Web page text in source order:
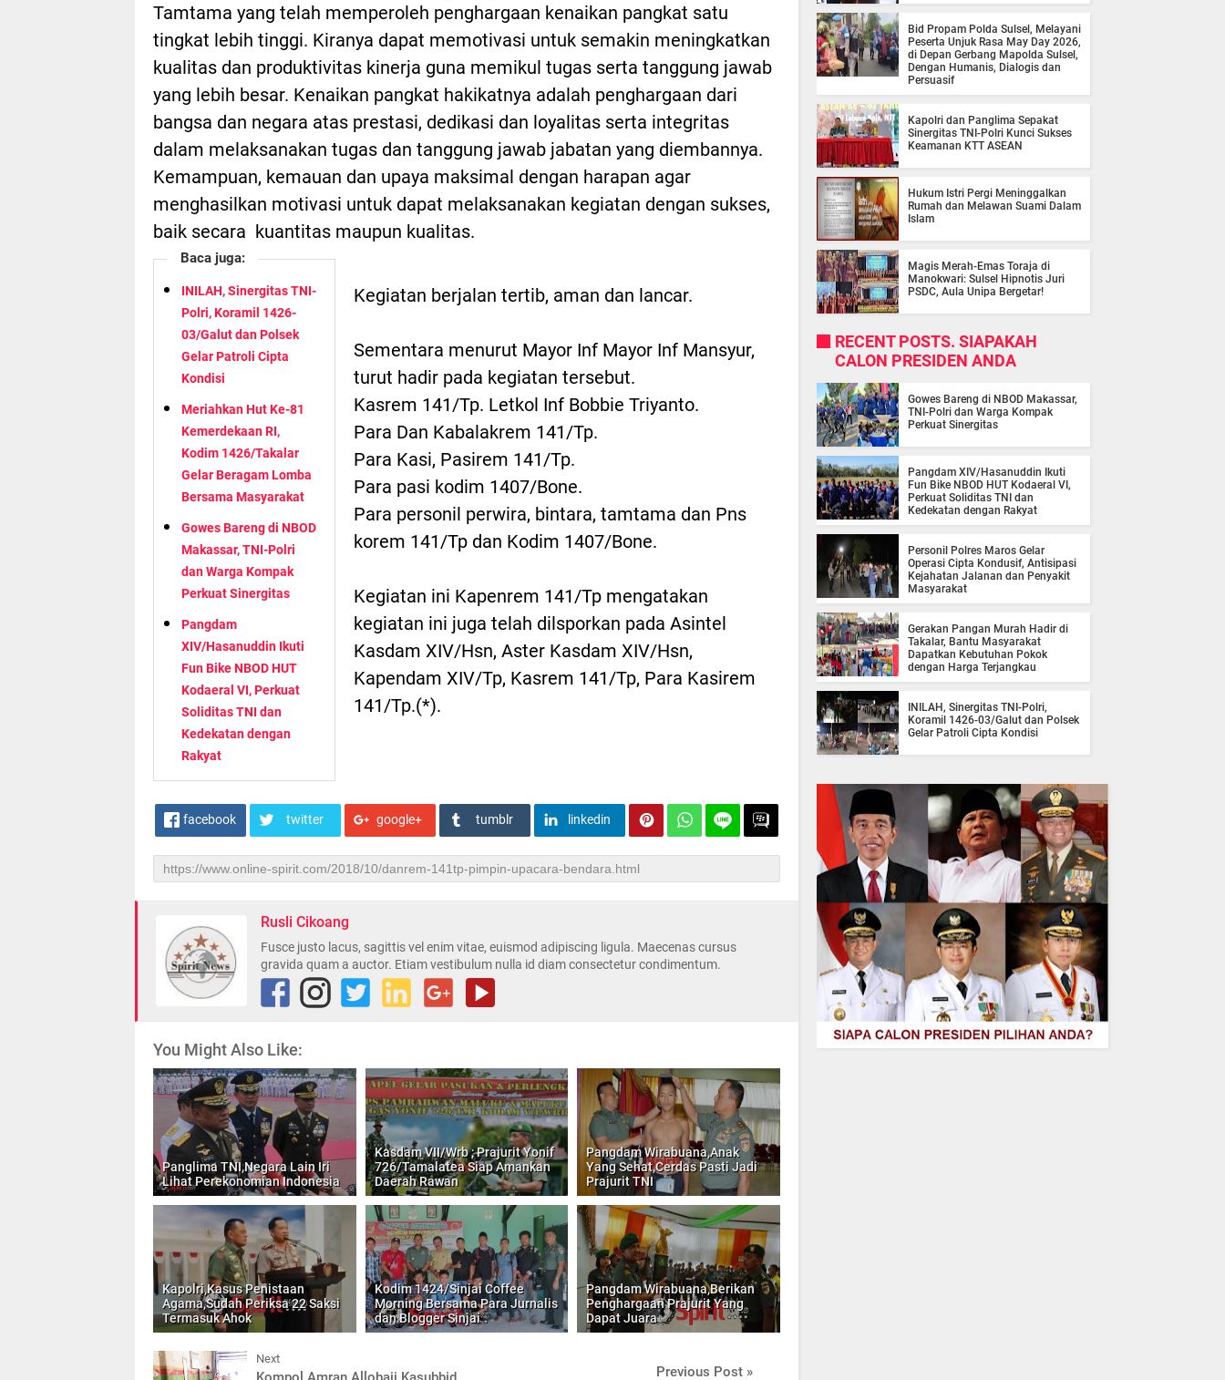
Tamtama yang telah memperoleh penghargaan kenaikan pangkat satu
tingkat lebih tinggi. Kiranya dapat memotivasi untuk semakin meningkatkan
kualitas dan produktivitas kinerja guna memikul tugas serta tanggung jawab
yang lebih besar. Kenaikan pangkat hakikatnya adalah penghargaan dari
bangsa dan negara atas prestasi, dedikasi dan loyalitas serta integritas
dalam melaksanakan tugas dan tanggung jawab jabatan yang diembannya.
Kemampuan, kemauan dan upaya maksimal dengan harapan agar
menghasilkan motivasi untuk dapat melaksanakan kegiatan dengan sukses,
baik secara kuantitas maupun kualitas.
Baca juga:
INILAH, Sinergitas TNI-
Polri, Koramil 1426-
03/Galut dan Polsek
Gelar Patroli Cipta
Kondisi
Meriahkan Hut Ke-81
Kemerdekaan RI,
Kodim 1426/Takalar
Gelar Beragam Lomba
Bersama Masyarakat
Gowes Bareng di NBOD
Makassar, TNI-Polri
dan Warga Kompak
Perkuat Sinergitas
Pangdam
XIV/Hasanuddin Ikuti
Fun Bike NBOD HUT
Kodaeral VI, Perkuat
Soliditas TNI dan
Kedekatan dengan
Rakyat
Kegiatan berjalan tertib, aman dan lancar.
Sementara menurut Mayor Inf Mayor Inf Mansyur,
turut hadir pada kegiatan tersebut.
Kasrem 141/Tp. Letkol Inf Bobbie Triyanto.
Para Dan Kabalakrem 141/Tp.
Para Kasi, Pasirem 141/Tp.
Para pasi kodim 1407/Bone.
Para personil perwira, bintara, tamtama dan Pns
korem 141/Tp dan Kodim 1407/Bone.
Kegiatan ini Kapenrem 141/Tp mengatakan
kegiatan ini juga telah dilsporkan pada Asintel
Kasdam XIV/Hsn, Aster Kasdam XIV/Hsn,
Kapendam XIV/Tp, Kasrem 141/Tp, Para Kasirem
141/Tp.(*).
facebook twitter google+ tumblr linkedin
Rusli Cikoang
Fusce justo lacus, sagittis vel enim vitae, euismod adipiscing ligula. Maecenas cursus
gravida quam a auctor. Etiam vestibulum nulla id diam consectetur condimentum.
You Might Also Like:
Panglima TNI,Negara Lain Iri
Lihat Perekonomian Indonesia
Kasdam VII/Wrb ; Prajurit Yonif
726/Tamalatea Siap Amankan
Daerah Rawan
Pangdam Wirabuana,Anak
Yang Sehat,Cerdas Pasti Jadi
Prajurit TNI
Kapolri,Kasus Penistaan
Agama,Sudah Periksa 22 Saksi
Termasuk Ahok
Kodim 1424/Sinjai Coffee
Morning Bersama Para Jurnalis
dan Blogger Sinjai
Pangdam Wirabuana,Berikan
Penghargaan Prajurit Yang
Dapat Juara
Next
Previous Post »
Bid Propam Polda Sulsel, Melayani
Peserta Unjuk Rasa May Day 2026,
di Depan Gerbang Mapolda Sulsel,
Dengan Humanis, Dialogis dan
Persuasif
Kapolri dan Panglima Sepakat
Sinergitas TNI-Polri Kunci Sukses
Keamanan KTT ASEAN
Hukum Istri Pergi Meninggalkan
Rumah dan Melawan Suami Dalam
Islam
Magis Merah-Emas Toraja di
Manokwari: Sulsel Hipnotis Juri
PSDC, Aula Unipa Bergetar!
RECENT POSTS. SIAPAKAH
CALON PRESIDEN ANDA
Gowes Bareng di NBOD Makassar,
TNI-Polri dan Warga Kompak
Perkuat Sinergitas
Pangdam XIV/Hasanuddin Ikuti
Fun Bike NBOD HUT Kodaeral VI,
Perkuat Soliditas TNI dan
Kedekatan dengan Rakyat
Personil Polres Maros Gelar
Operasi Cipta Kondusif, Antisipasi
Kejahatan Jalanan dan Penyakit
Masyarakat
Gerakan Pangan Murah Hadir di
Takalar, Bantu Masyarakat
Dapatkan Kebutuhan Pokok
dengan Harga Terjangkau
INILAH, Sinergitas TNI-Polri,
Koramil 1426-03/Galut dan Polsek
Gelar Patroli Cipta Kondisi